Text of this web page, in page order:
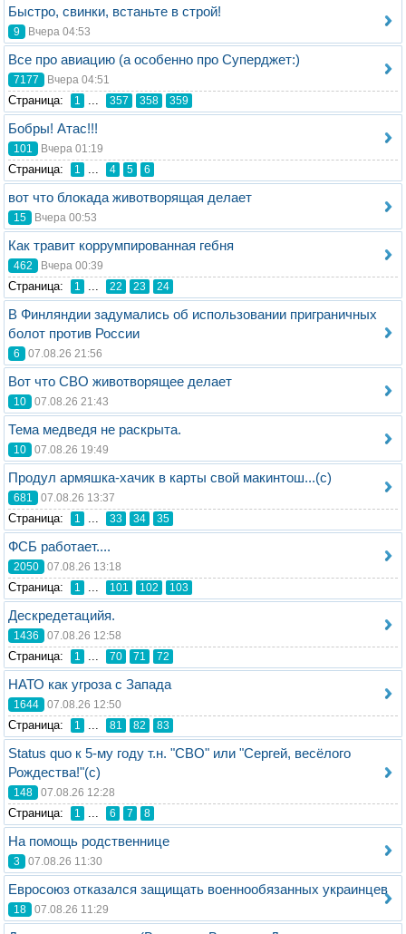
Быстро, свинки, встаньте в строй!
9 Вчера 04:53
Все про авиацию (а особенно про Суперджет:)
7177 Вчера 04:51
Стрaница: 1 357 358 359
Бобры! Атас!!!
101 Вчера 01:19
Стрaница: 1 4 5 6
вот что блокада животворящая делает
15 Вчера 00:53
Как травит коррумпированная гебня
462 Вчера 00:39
Стрaница: 1 22 23 24
В Финляндии задумались об использовании приграничных
болот против России
6 07.08.26 21:56
Вот что СВО животворящее делает
10 07.08.26 21:43
Тема медведя не раскрыта.
10 07.08.26 19:49
Продул армяшка-хачик в карты свой макинтош...(с)
681 07.08.26 13:37
Стрaница: 1 33 34 35
ФСБ работает....
2050 07.08.26 13:18
Стрaница: 1 101 102 103
Дескредетацийя.
1436 07.08.26 12:58
Стрaница: 1 70 71 72
НАТО как угроза с Запада
1644 07.08.26 12:50
Стрaница: 1 81 82 83
Status quo к 5-му году т.н. "СВО" или "Сергей, весёлого
Рождества!"(с)
148 07.08.26 12:28
Стрaница: 1 6 7 8
На помощь родственнице
3 07.08.26 11:30
Евросоюз отказался защищать военнообязанных украинцев
18 07.08.26 11:29